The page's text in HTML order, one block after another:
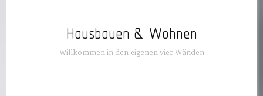
Hausbauen & Wohnen
Willkommen in den eigenen vier Wänden